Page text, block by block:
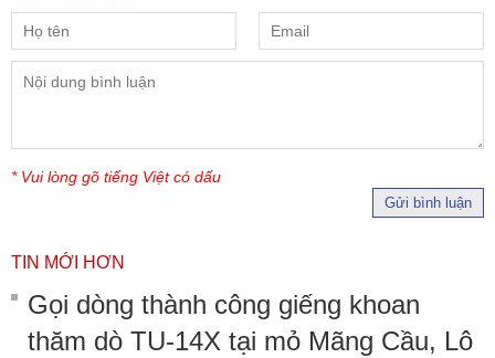
* Vui lòng gõ tiếng Việt có dấu
Gửi bình luận
TIN MỚI HƠN
Gọi dòng thành công giếng khoan
thăm dò TU-14X tại mỏ Mãng Cầu, Lô